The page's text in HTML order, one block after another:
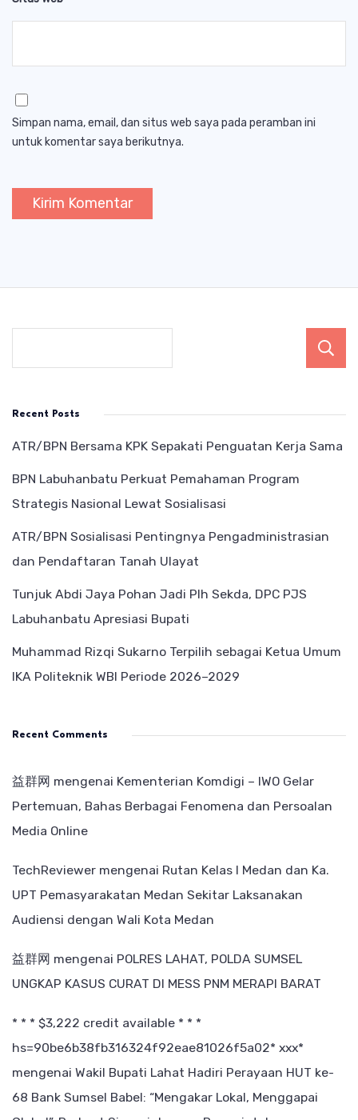
Simpan nama, email, dan situs web saya pada peramban ini
untuk komentar saya berikutnya.
Recent Posts
ATR/BPN Bersama KPK Sepakati Penguatan Kerja Sama
BPN Labuhanbatu Perkuat Pemahaman Program
Strategis Nasional Lewat Sosialisasi
ATR/BPN Sosialisasi Pentingnya Pengadministrasian
dan Pendaftaran Tanah Ulayat
Tunjuk Abdi Jaya Pohan Jadi Plh Sekda, DPC PJS
Labuhanbatu Apresiasi Bupati
Muhammad Rizqi Sukarno Terpilih sebagai Ketua Umum
IKA Politeknik WBI Periode 2026–2029
Recent Comments
益群网 mengenai Kementerian Komdigi – IWO Gelar
Pertemuan, Bahas Berbagai Fenomena dan Persoalan
Media Online
TechReviewer mengenai Rutan Kelas I Medan dan Ka.
UPT Pemasyarakatan Medan Sekitar Laksanakan
Audiensi dengan Wali Kota Medan
益群网 mengenai POLRES LAHAT, POLDA SUMSEL
UNGKAP KASUS CURAT DI MESS PNM MERAPI BARAT
* * * $3,222 credit available * * *
hs=90be6b38fb316324f92eae81026f5a02* ххх*
mengenai Wakil Bupati Lahat Hadiri Perayaan HUT ke-
68 Bank Sumsel Babel: “Mengakar Lokal, Menggapai